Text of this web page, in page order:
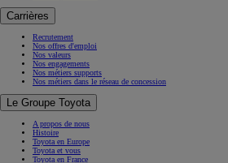
Carrières
Recrutement
Nos offres d'emploi
Nos valeurs
Nos engagements
Nos métiers supports
Nos métiers dans le réseau de concession
Le Groupe Toyota
A propos de nous
Histoire
Toyota en Europe
Toyota et vous
Toyota en France